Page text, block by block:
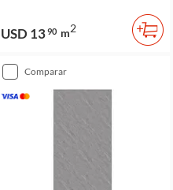
USD 1390 m2
comparar